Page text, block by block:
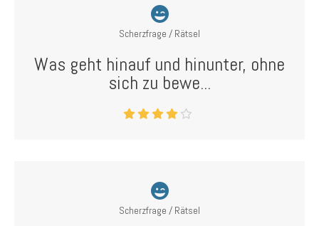
Scherzfrage / Rätsel
Was geht hinauf und hinunter, ohne
sich zu bewe...
Scherzfrage / Rätsel